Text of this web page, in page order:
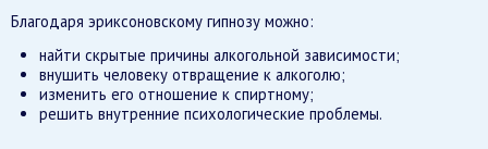
Благодаря эриксоновскому гипнозу можно:
найти скрытые причины алкогольной зависимости;
внушить человеку отвращение к алкоголю;
изменить его отношение к спиртному;
решить внутренние психологические проблемы.